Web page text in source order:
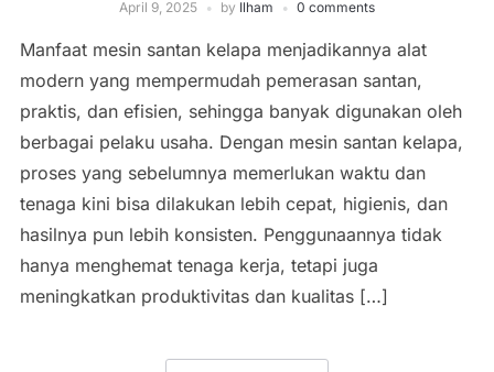
April 9, 2025 by Ilham 0 comments
Manfaat mesin santan kelapa menjadikannya alat
modern yang mempermudah pemerasan santan,
praktis, dan efisien, sehingga banyak digunakan oleh
berbagai pelaku usaha. Dengan mesin santan kelapa,
proses yang sebelumnya memerlukan waktu dan
tenaga kini bisa dilakukan lebih cepat, higienis, dan
hasilnya pun lebih konsisten. Penggunaannya tidak
hanya menghemat tenaga kerja, tetapi juga
meningkatkan produktivitas dan kualitas […]